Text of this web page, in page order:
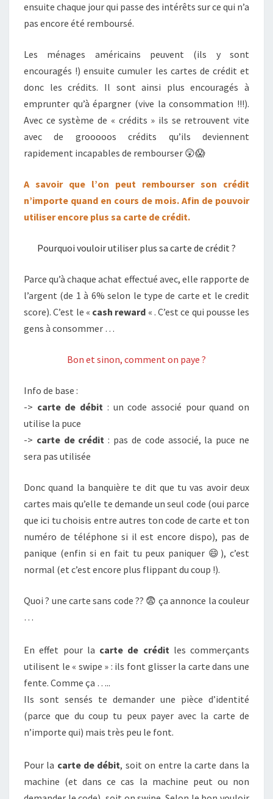
ensuite chaque jour qui passe des intérêts sur ce qui n’a
pas encore été remboursé.
Les ménages américains peuvent (ils y sont
encouragés !) ensuite cumuler les cartes de crédit et
donc les crédits. Il sont ainsi plus encouragés à
emprunter qu’à épargner (vive la consommation !!!).
Avec ce système de « crédits » ils se retrouvent vite
avec de grooooos crédits qu’ils deviennent
rapidement incapables de rembourser 😲😱
A savoir que l’on peut rembourser son crédit
n’importe quand en cours de mois. Afin de pouvoir
utiliser encore plus sa carte de crédit.
Pourquoi vouloir utiliser plus sa carte de crédit ?
Parce qu’à chaque achat effectué avec, elle rapporte de
l’argent (de 1 à 6% selon le type de carte et le credit
score). C’est le « cash reward « . C’est ce qui pousse les
gens à consommer …
Bon et sinon, comment on paye ?
Info de base :
-> carte de débit : un code associé pour quand on
utilise la puce
-> carte de crédit : pas de code associé, la puce ne
sera pas utilisée
Donc quand la banquière te dit que tu vas avoir deux
cartes mais qu’elle te demande un seul code (oui parce
que ici tu choisis entre autres ton code de carte et ton
numéro de téléphone si il est encore dispo), pas de
panique (enfin si en fait tu peux paniquer 😄), c’est
normal (et c’est encore plus flippant du coup !).
Quoi ? une carte sans code ?? 😨 ça annonce la couleur
…
En effet pour la carte de créditles commerçants
utilisent le « swipe » : ils font glisser la carte dans une
fente. Comme ça …..
Ils sont sensés te demander une pièce d’identité
(parce que du coup tu peux payer avec la carte de
n’importe qui) mais très peu le font.
Pour la carte de débit, soit on entre la carte dans la
machine (et dans ce cas la machine peut ou non